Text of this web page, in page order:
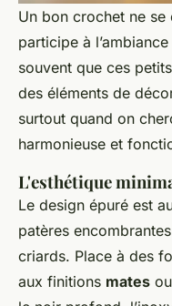
Un bon crochet ne
participe à
souvent que ces
des éléments de
surtout quand on
harmonieuse et
L'esthétique
Le design épuré est
patères
criards. Place à des
aux finitions mates ou